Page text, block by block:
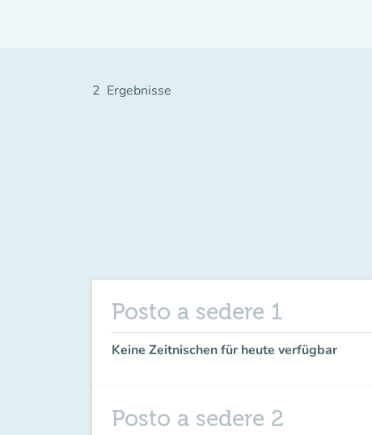
2 Ergebnisse
Posto a sedere 1
Keine Zeitnischen für heute verfügbar
Posto a sedere 2